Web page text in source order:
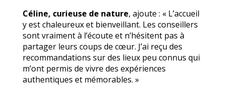
Céline, curieuse de nature, ajoute : « L’accueil
y est chaleureux et bienveillant. Les conseillers
sont vraiment à l’écoute et n’hésitent pas à
partager leurs coups de cœur. J’ai reçu des
recommandations sur des lieux peu connus qui
m’ont permis de vivre des expériences
authentiques et mémorables. »